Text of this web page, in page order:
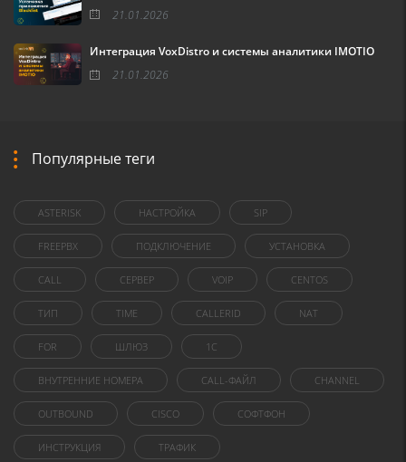
21.01.2026
Интеграция VoxDistro и системы аналитики IMOTIO
21.01.2026
Популярные теги
ASTERISK НАСТРОЙКА SIP
FREEPBX ПОДКЛЮЧЕНИЕ УСТАНОВКА
CALL СЕРВЕР VOIP CENTOS
ТИП TIME CALLERID NAT
FOR ШЛЮЗ 1C
ВНУТРЕННИЕ НОМЕРА CALL-ФАЙЛ CHANNEL
OUTBOUND CISCO СОФТФОН
ИНСТРУКЦИЯ ТРАФИК